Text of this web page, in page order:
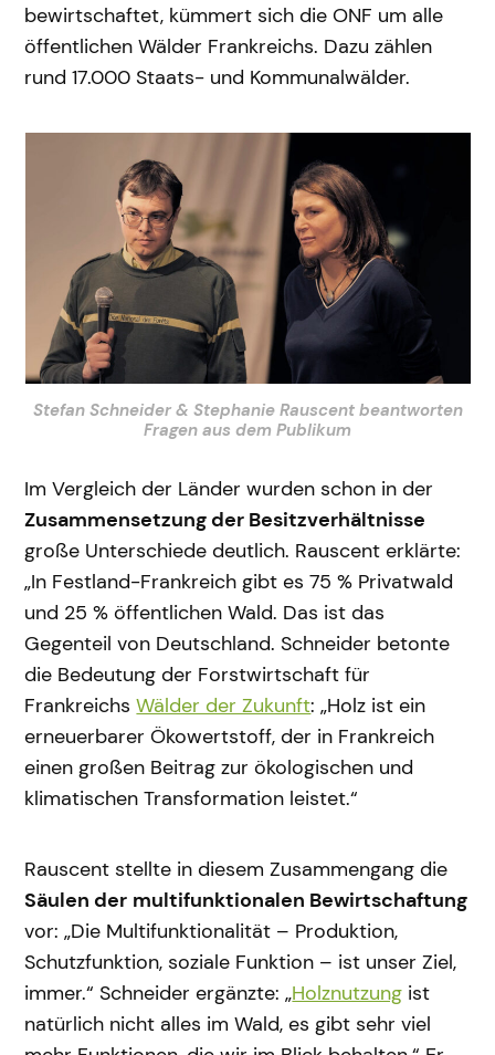
bewirtschaftet, kümmert sich die ONF um alle
öffentlichen Wälder Frankreichs. Dazu zählen
rund 17.000 Staats- und Kommunalwälder.
Stefan Schneider & Stephanie Rauscent beantworten
Fragen aus dem Publikum
Im Vergleich der Länder wurden schon in der
Zusammensetzung der Besitzverhältnisse
große Unterschiede deutlich. Rauscent erklärte:
„In Festland-Frankreich gibt es 75 % Privatwald
und 25 % öffentlichen Wald. Das ist das
Gegenteil von Deutschland. Schneider betonte
die Bedeutung der Forstwirtschaft für
FrankreichsWälder der Zukunft: „Holz ist ein
erneuerbarer Ökowertstoff, der in Frankreich
einen großen Beitrag zur ökologischen und
klimatischen Transformation leistet.“
Rauscent stellte in diesem Zusammengang die
Säulen der multifunktionalen Bewirtschaftung
vor: „Die Multifunktionalität – Produktion,
Schutzfunktion, soziale Funktion – ist unser Ziel,
immer.“ Schneider ergänzte: „Holznutzung ist
natürlich nicht alles im Wald, es gibt sehr viel